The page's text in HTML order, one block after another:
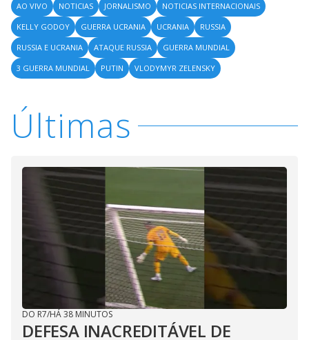
AO VIVO
NOTICIAS JORNALISMO
NOTICIAS INTERNACIONAIS
KELLY GODOY
GUERRA UCRANIA UCRANIA
RUSSIA
RUSSIA E UCRANIA
ATAQUE RUSSIA
GUERRA MUNDIAL
3 GUERRA MUNDIAL
PUTIN VLODYMYR ZELENSKY
Últimas
DO R7/HÁ 38 MINUTOS
DEFESA INACREDITÁVEL DE